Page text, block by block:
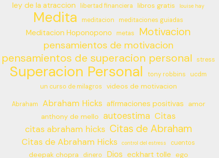
ley de la atraccion libertad financiera libros gratis louise hay
Medita meditacion meditaciones guiadas
Meditacion Hoponopono metas Motivacion
pensamientos de motivacion
pensamientos de superacion personal stress
Superacion Personal tony robbins
ucdm
un curso de milagros
videos de motivacion
Abraham Abraham Hicks afirmaciones positivas
amor
anthony de mello
autoestima Citas
citas abraham hicks Citas de Abraham
Citas de Abraham Hicks control del estress cuentos
deepak chopra dinero Dios eckhart tolle ego